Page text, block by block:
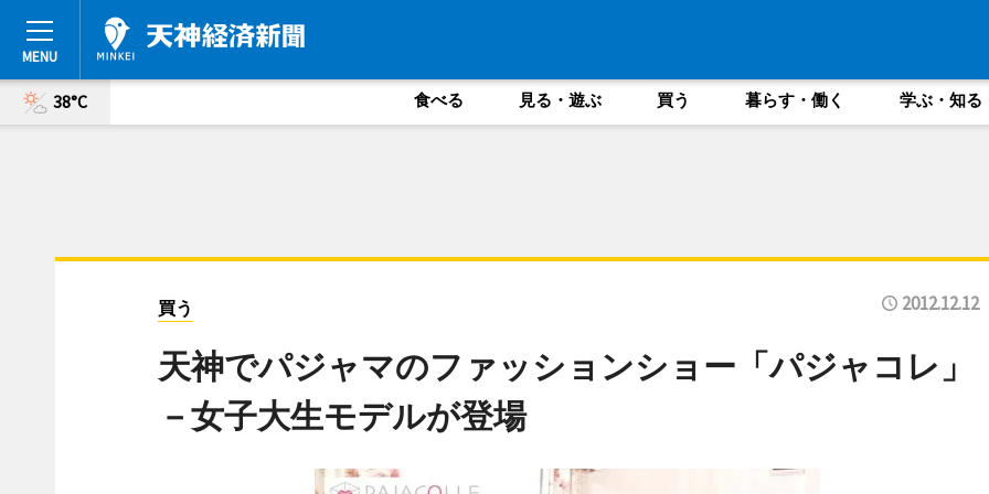
38°C 食べる 見る・遊ぶ 買う 暮らす・働く 学ぶ・知る
買う 2012.12.12
天神でパジャマのファッションショー「パジャコレ」
－女子大生モデルが登場